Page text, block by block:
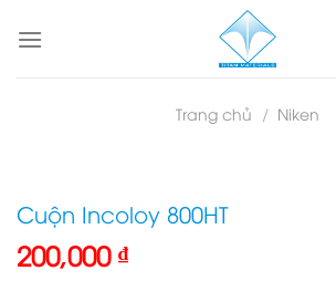
Trang chủ / Niken
Cuộn Incoloy 800HT
200,000 ₫